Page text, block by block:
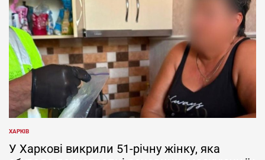
ОПУБЛІКУВАТИ
У
ХАРКІВ
У Харкові викрили 51-річну жінку, яка